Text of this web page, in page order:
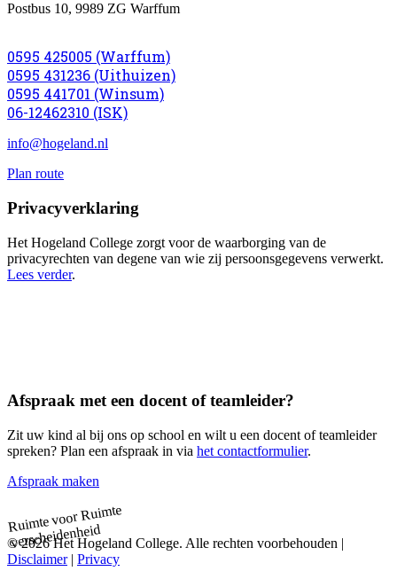
Postbus 10, 9989 ZG Warffum
0595 425005 (Warffum)
0595 431236 (Uithuizen)
0595 441701 (Winsum)
06-12462310 (ISK)
info@hogeland.nl
Plan route
Privacyverklaring
Het Hogeland College zorgt voor de waarborging van de
privacyrechten van degene van wie zij persoonsgegevens verwerkt.
Lees verder.
Afspraak met een docent of teamleider?
Zit uw kind al bij ons op school en wilt u een docent of teamleider
spreken? Plan een afspraak in via het contactformulier.
Afspraak maken
Ruimte voorRuimte
verscheidenheid
© 2026 Het Hogeland College. Alle rechten voorbehouden |
Disclaimer| Privacy